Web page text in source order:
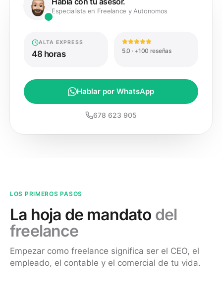
Especialista en Freelance y Autonomos
ALTA EXPRESS
48 horas 5.0 · +100 reseñas
Hablar por WhatsApp
678 623 905
LOS PRIMEROS PASOS
La hoja de mandato del
freelance
Empezar como freelance significa ser el CEO, el
empleado, el contable y el comercial de tu vida.